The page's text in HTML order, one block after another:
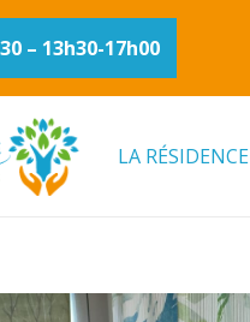
– 13h30-17h00
LA RÉSIDENCE